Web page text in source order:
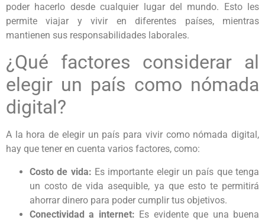
poder hacerlo desde cualquier lugar del mundo. Esto les
permite viajar y vivir en diferentes países, mientras
mantienen sus responsabilidades laborales.
¿Qué factores considerar al
elegir un país como nómada
digital?
A la hora de elegir un país para vivir como nómada digital,
hay que tener en cuenta varios factores, como:
Costo de vida: Es importante elegir un país que tenga
un costo de vida asequible, ya que esto te permitirá
ahorrar dinero para poder cumplir tus objetivos.
Conectividad a internet: Es evidente que una buena